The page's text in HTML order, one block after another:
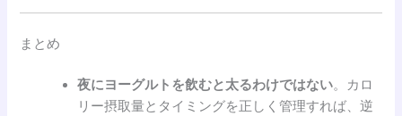
まとめ
夜にヨーグルトを飲むと太るわけではない。カロ
リー摂取量とタイミングを正しく管理すれば、逆